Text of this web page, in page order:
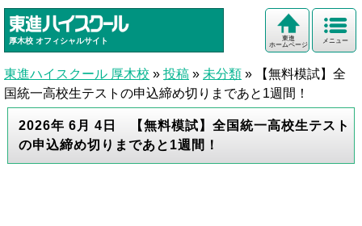
厚木校 オフィシャルサイト メニュー
東進
ホームページ
東進ハイスクール 厚木校 » 投稿 » 未分類 » 【無料模試】全
国統一高校生テストの申込締め切りまであと1週間！
2026年 6月 4日 【無料模試】全国統一高校生テスト
の申込締め切りまであと1週間！